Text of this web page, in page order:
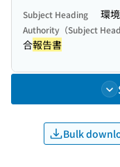
Subject Heading 環
Authority（Subject
合報告書
Bulk